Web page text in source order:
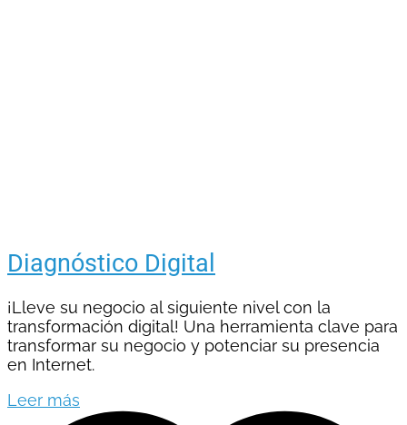
Diagnóstico Digital
¡Lleve su negocio al siguiente nivel con la
transformación digital! Una herramienta clave para
transformar su negocio y potenciar su presencia
en Internet.
Leer más